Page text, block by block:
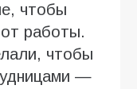
чтобы
работы.
чтобы
—